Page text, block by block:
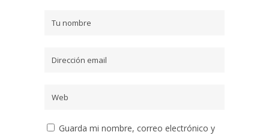
Guarda mi nombre, correo electrónico y